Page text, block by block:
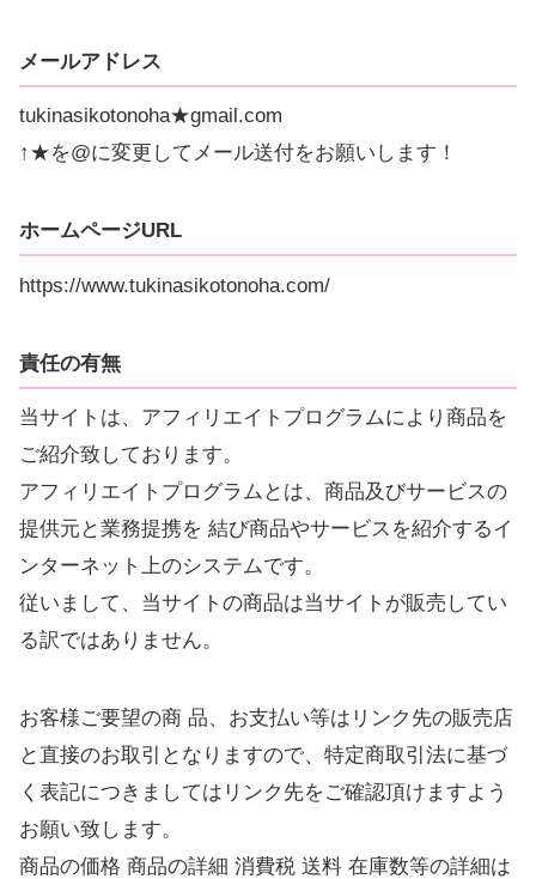
メールアドレス
tukinasikotonoha★gmail.com
↑★を@に変更してメール送付をお願いします！
ホームページURL
https://www.tukinasikotonoha.com/
責任の有無
当サイトは、アフィリエイトプログラムにより商品を
ご紹介致しております。
アフィリエイトプログラムとは、商品及びサービスの
提供元と業務提携を 結び商品やサービスを紹介するイ
ンターネット上のシステムです。
従いまして、当サイトの商品は当サイトが販売してい
る訳ではありません。
お客様ご要望の商 品、お支払い等はリンク先の販売店
と直接のお取引となりますので、特定商取引法に基づ
く表記につきましてはリンク先をご確認頂けますよう
お願い致します。
商品の価格 商品の詳細 消費税 送料 在庫数等の詳細は